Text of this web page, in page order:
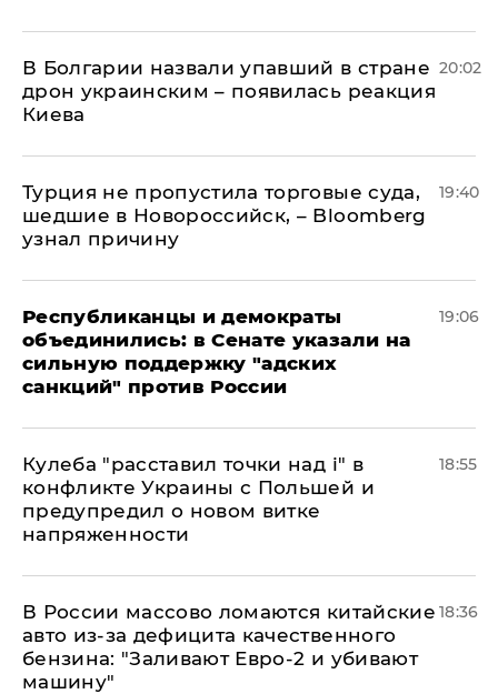
В Болгарии назвали упавший в стране
дрон украинским – появилась реакция
Киева
20:02
Турция не пропустила торговые суда,
шедшие в Новороссийск, – Bloomberg
узнал причину
19:40
Республиканцы и демократы
объединились: в Сенате указали на
сильную поддержку "адских
санкций" против России
19:06
Кулеба "расставил точки над і" в
конфликте Украины с Польшей и
предупредил о новом витке
напряженности
18:55
В России массово ломаются китайские
авто из-за дефицита качественного
бензина: "Заливают Евро-2 и убивают
машину"
18:36